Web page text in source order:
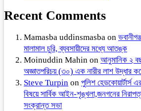
Recent Comments
Mamasba uddinsmasba on
মালামাল চুরি, ব্যবসায়ীদের মধ্যে আতঙ্ক
Moinuddin Mahin on আনুমানিক ২
অজ্ঞাতপরিচয় (৩০) এক নারীর লাশ উদ্ধার
Steve Turpin on পুলিশ হেডকোয়ার্টার্স
বিষয়ে সার্বিক আইন-শৃঙ্খলা,জনগনের
সংক্রান্ত সভা